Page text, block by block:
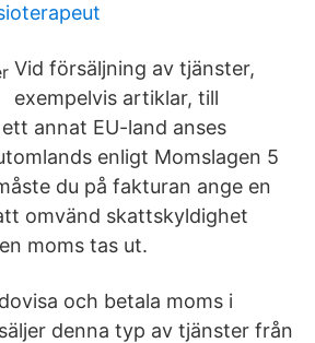
Vid försäljning av tjänster,
exempelvis artiklar, till
annat EU-land anses
enligt Momslagen 5
du på fakturan ange en
omvänd skattskyldighet
moms tas ut.
och betala moms i
denna typ av tjänster från